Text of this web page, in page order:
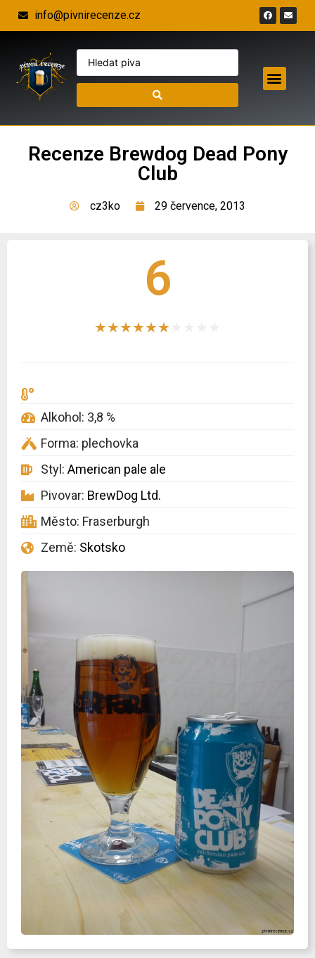
info@pivnirecenze.cz
Recenze Brewdog Dead Pony
Club
cz3ko 29 července, 2013
6
★★★★★★
Alkohol: 3,8 %
Forma: plechovka
Styl: American pale ale
Pivovar: BrewDog Ltd.
Město: Fraserburgh
Země: Skotsko